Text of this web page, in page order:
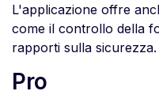
L'applicazione offre
come il controllo della
rapporti sulla sicurezza.
Pro